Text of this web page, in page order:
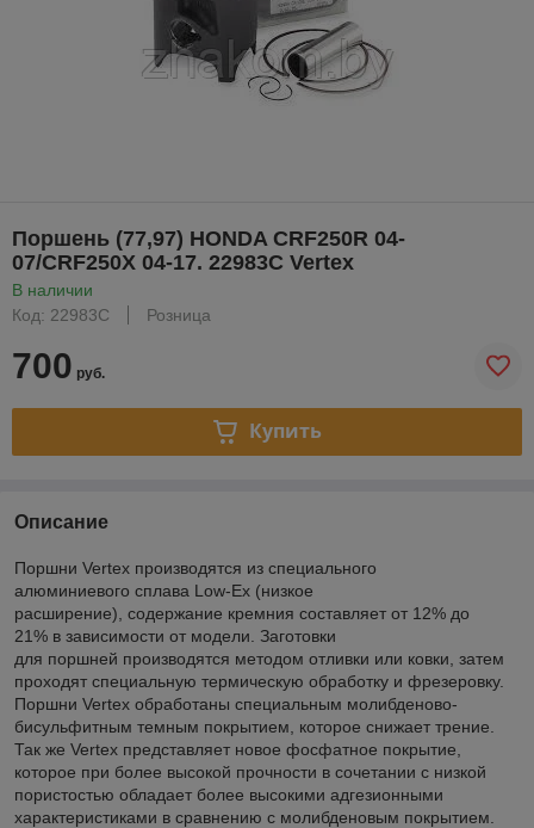
Поршень (77,97) HONDA CRF250R 04-
07/CRF250X 04-17. 22983C Vertex
В наличии
Код: 22983C
Розница
700 руб.
Купить
Описание
Поршни Vertex производятся из специального
алюминиевого сплава Low-Ex (низкое
расширение), содержание кремния составляет от 12% до
21% в зависимости от модели. Заготовки
для поршней производятся методом отливки или ковки, затем
проходят специальную термическую обработку и фрезеровку.
Поршни Vertex обработаны специальным молибденово-
бисульфитным темным покрытием, которое снижает трение.
Так же Vertex представляет новое фосфатное покрытие,
которое при более высокой прочности в сочетании с низкой
пористостью обладает более высокими адгезионными
характеристиками в сравнению с молибденовым покрытием.